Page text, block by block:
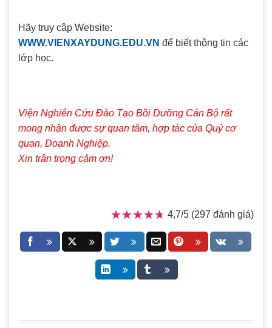
Hãy truy cập Website:
WWW.VIENXAYDUNG.EDU.VN để biết thông tin các
lớp học.
Viện Nghiên Cứu Đào Tạo Bồi Dưỡng Cán Bộ rất
mong nhận được sự quan tâm, hợp tác của Quý cơ
quan, Doanh Nghiệp.
Xin trân trọng cảm ơn!
★★★★★
★★★★★ 4,7/5 (297 đánh giá)